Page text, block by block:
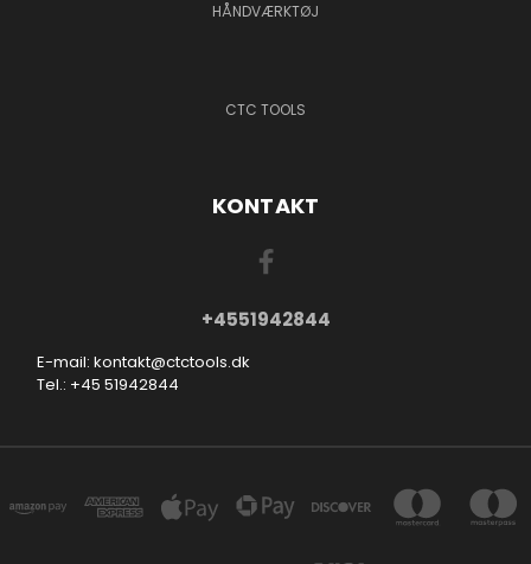
HÅNDVÆRKTØJ
CTC TOOLS
KONTAKT
+4551942844
E-mail: kontakt@ctctools.dk
Tel.: +45 51942844